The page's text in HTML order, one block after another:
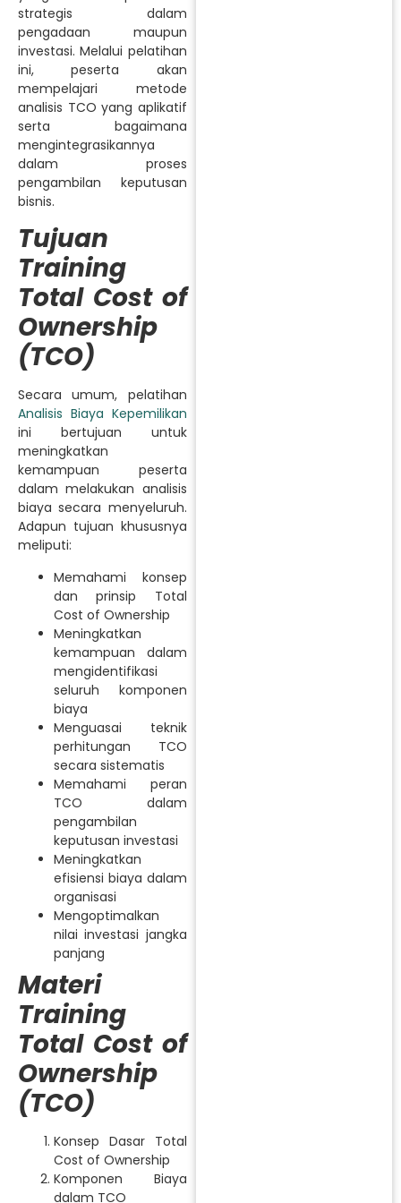
strategis dalam
pengadaan maupun
investasi. Melalui pelatihan
ini, peserta akan
mempelajari metode
analisis TCO yang aplikatif
serta bagaimana
mengintegrasikannya
dalam proses
pengambilan keputusan
bisnis.
Tujuan
Training
Total Cost of
Ownership
(TCO)
Secara umum, pelatihan
Analisis Biaya Kepemilikan
ini bertujuan untuk
meningkatkan
kemampuan peserta
dalam melakukan analisis
biaya secara menyeluruh.
Adapun tujuan khususnya
meliputi:
Memahami konsep
dan prinsip Total
Cost of Ownership
Meningkatkan
kemampuan dalam
mengidentifikasi
seluruh komponen
biaya
Menguasai teknik
perhitungan TCO
secara sistematis
Memahami peran
TCO dalam
pengambilan
keputusan investasi
Meningkatkan
efisiensi biaya dalam
organisasi
Mengoptimalkan
nilai investasi jangka
panjang
Materi
Training
Total Cost of
Ownership
(TCO)
Konsep Dasar Total
Cost of Ownership
Komponen Biaya
dalam TCO